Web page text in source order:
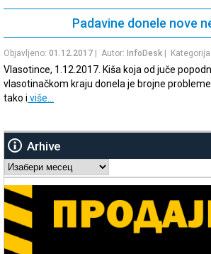
Padavine donele nove
Objavljeno: 01.12.2017 | Autor: InfoDesk | Kategorija:
Vlasotince, 1.12.2017. Kiša koja od juče
vlasotinačkom kraju donela je brojne
tako i više…
Arhive
Arhive